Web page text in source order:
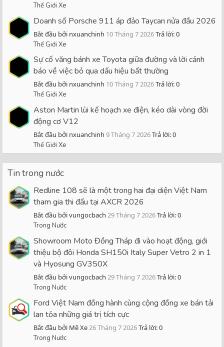
Thế Giới Xe
Doanh số Porsche 911 áp đảo Taycan nửa đầu 2026
Bắt đầu bởi nxuanchinh 10 Tháng 7 2026Trả lời: 0
Thế Giới Xe
Sự cố văng bánh xe Toyota giữa đường và lời cảnh
báo về việc bỏ qua dấu hiệu bất thường
Bắt đầu bởi nxuanchinh 10 Tháng 7 2026Trả lời: 0
Thế Giới Xe
Aston Martin lùi kế hoạch xe điện, kéo dài vòng đời
động cơ V12
Bắt đầu bởi nxuanchinh 9 Tháng 7 2026Trả lời: 0
Thế Giới Xe
Tin trong nước
Redline 108 sẽ là một trong hai đại diện Việt Nam
tham gia thi đấu tại AXCR 2026
Bắt đầu bởi vungocbach 29 Tháng 7 2026Trả lời: 0
Trong Nước
Showroom Moto Đồng Tháp đi vào hoạt động, giới
thiệu bộ đôi Honda SH150i Italy Super Vetro 2 in 1
và Hyosung GV350X
Bắt đầu bởi vungocbach 29 Tháng 7 2026Trả lời: 0
Trong Nước
Ford Việt Nam đồng hành cùng cộng đồng xe bán tải
lan tỏa những giá trị tích cực
Bắt đầu bởi Mê Xe 26 Tháng 7 2026Trả lời: 0
Trong Nước